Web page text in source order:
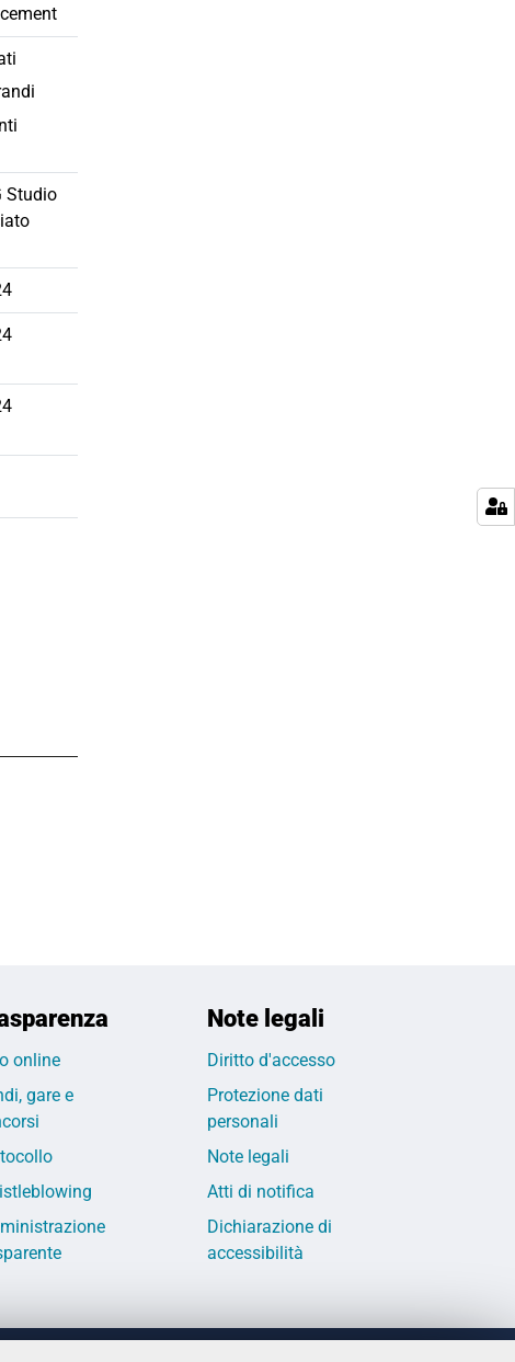
Studio
online
gare e
Note legali
Diritto d'accesso
Protezione dati
personali
Note legali
Atti di notifica
Dichiarazione di
accessibilità